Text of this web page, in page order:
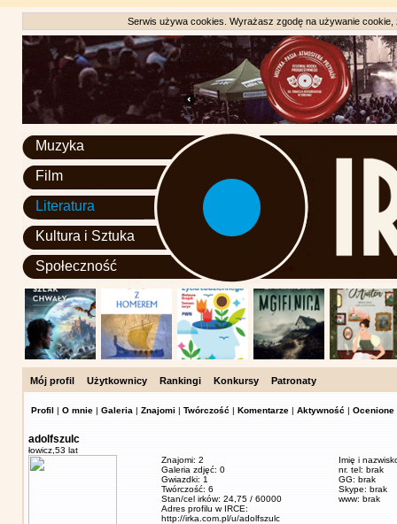
Serwis używa cookies. Wyrażasz zgodę na używanie
Muzyka
Film
Literatura
Kultura i Sztuka
Społeczność
Mój profil Użytkownicy Rankingi Konkursy Patronaty
Profil | O mnie | Galeria | Znajomi | Twórczość | Komentarze | Aktywność | Ocenione
adolfszulc
łowicz, 53 lat
Znajomi: 2
Galeria zdjęć: 0
Gwiazdki: 1
Twórczość: 6
Stan/cel irków: 24,75 / 60000
Adres profilu w IRCE:
http://irka.com.pl/u/adolfszulc
Imię i
nr. tel: brak
GG: brak
Skype: brak
www: brak